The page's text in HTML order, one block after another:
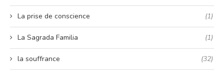
La prise de conscience (1)
La Sagrada Familia (1)
la souffrance (32)